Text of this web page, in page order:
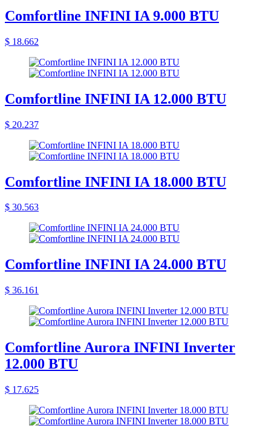
Comfortline INFINI IA 9.000 BTU
$ 18.662
Comfortline INFINI IA 12.000 BTU
$ 20.237
Comfortline INFINI IA 18.000 BTU
$ 30.563
Comfortline INFINI IA 24.000 BTU
$ 36.161
Comfortline Aurora INFINI Inverter
12.000 BTU
$ 17.625